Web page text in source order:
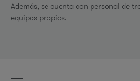
Además, se cuenta con personal de
equipos propios.